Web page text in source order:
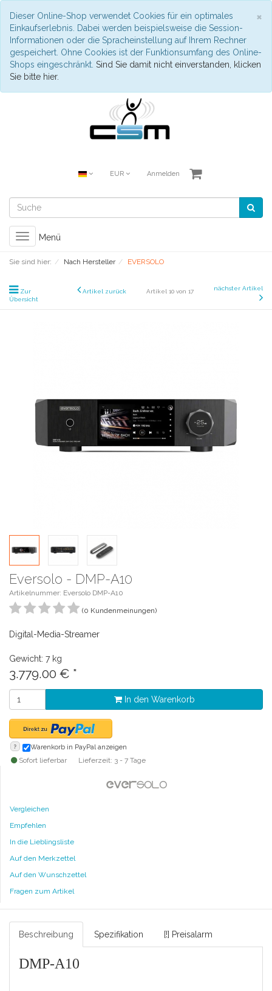
×
Dieser Online-Shop verwendet Cookies für ein optimales
Einkaufserlebnis. Dabei werden beispielsweise die Session-
Informationen oder die Spracheinstellung auf Ihrem Rechner
gespeichert. Ohne Cookies ist der Funktionsumfang des Online-
Shops eingeschränkt. Sind Sie damit nicht einverstanden, klicken
Sie bitte hier.
EUR Anmelden
Toggle
navigation
Menü
Sie sind hier: Nach Hersteller EVERSOLO
Zur
Übersicht
Artikel zurück Artikel 10 von 17 nächster Artikel
Eversolo - DMP-A10
Artikelnummer: Eversolo DMP-A10
(0 Kundenmeinungen)
Digital-Media-Streamer
Gewicht: 7 kg
3.779.00 € *
In den Warenkorb
? Warenkorb in PayPal anzeigen
Sofort lieferbar Lieferzeit: 3 - 7 Tage
Vergleichen
Empfehlen
In die Lieblingsliste
Auf den Merkzettel
Auf den Wunschzettel
Fragen zum Artikel
Beschreibung Spezifikation [!] Preisalarm
DMP-A10